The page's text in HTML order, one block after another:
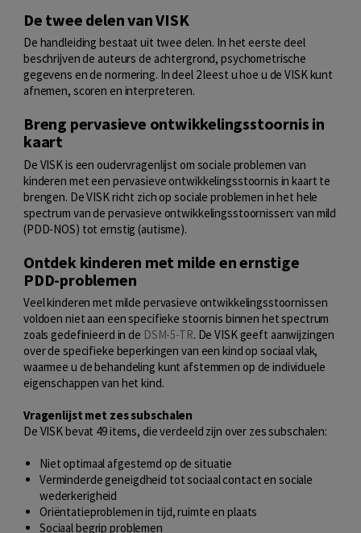
De twee delen van VISK
De handleiding bestaat uit twee delen. In het eerste deel
beschrijven de auteurs de achtergrond, psychometrische
gegevens en de normering. In deel 2 leest u hoe u de VISK kunt
afnemen, scoren en interpreteren.
Breng pervasieve ontwikkelingsstoornis in
kaart
De VISK is een oudervragenlijst om sociale problemen van
kinderen met een pervasieve ontwikkelingsstoornis in kaart te
brengen. De VISK richt zich op sociale problemen in het hele
spectrum van de pervasieve ontwikkelingsstoornissen: van mild
(PDD-NOS) tot ernstig (autisme).
Ontdek kinderen met milde en ernstige
PDD-problemen
Veel kinderen met milde pervasieve ontwikkelingsstoornissen
voldoen niet aan een specifieke stoornis binnen het spectrum
zoals gedefinieerd in de DSM-5-TR. De VISK geeft aanwijzingen
over de specifieke beperkingen van een kind op sociaal vlak,
waarmee u de behandeling kunt afstemmen op de individuele
eigenschappen van het kind.
Vragenlijst met zes subschalen
De VISK bevat 49 items, die verdeeld zijn over zes subschalen:
Niet optimaal afgestemd op de situatie
Verminderde geneigdheid tot sociaal contact en sociale
wederkerigheid
Oriëntatieproblemen in tijd, ruimte en plaats
Sociaal begrip problemen